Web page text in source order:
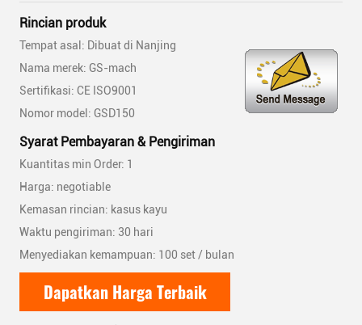
Rincian produk
Tempat asal: Dibuat di Nanjing
Nama merek: GS-mach
Sertifikasi: CE ISO9001
Nomor model: GSD150
Syarat Pembayaran & Pengiriman
Kuantitas min Order: 1
Harga: negotiable
Kemasan rincian: kasus kayu
Waktu pengiriman: 30 hari
Menyediakan kemampuan: 100 set / bulan
Dapatkan Harga Terbaik